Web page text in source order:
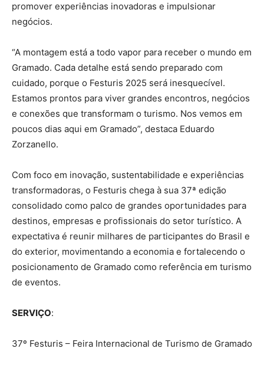
promover experiências inovadoras e impulsionar
negócios.
“A montagem está a todo vapor para receber o mundo em
Gramado. Cada detalhe está sendo preparado com
cuidado, porque o Festuris 2025 será inesquecível.
Estamos prontos para viver grandes encontros, negócios
e conexões que transformam o turismo. Nos vemos em
poucos dias aqui em Gramado”, destaca Eduardo
Zorzanello.
Com foco em inovação, sustentabilidade e experiências
transformadoras, o Festuris chega à sua 37ª edição
consolidado como palco de grandes oportunidades para
destinos, empresas e profissionais do setor turístico. A
expectativa é reunir milhares de participantes do Brasil e
do exterior, movimentando a economia e fortalecendo o
posicionamento de Gramado como referência em turismo
de eventos.
SERVIÇO:
37º Festuris – Feira Internacional de Turismo de Gramado